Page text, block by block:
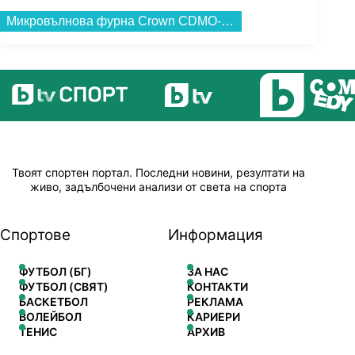
Микровълнова фурна Crown CDMO-2065B , 20 , 20 Литри, 700 W...
Твоят спортен портал. Последни новини, резултати на
живо, задълбочени анализи от света на спорта
Спортове
ФУТБОЛ (БГ)
ФУТБОЛ (СВЯТ)
БАСКЕТБОЛ
ВОЛЕЙБОЛ
ТЕНИС
Информация
ЗА НАС
КОНТАКТИ
РЕКЛАМА
КАРИЕРИ
АРХИВ